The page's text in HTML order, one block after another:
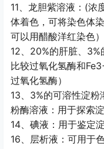
11 、龙胆紫溶液： (浓
体着色，可将染色体
可以用醋酸洋红染色）
12 20%的肝脏、 3%
比较过氧化氢酶和Fe
过氧化氢酶）
13 3%的可溶性淀粉
粉酶溶液：用于探索
14 、碘液：用于鉴定
16 、层析液：可用于